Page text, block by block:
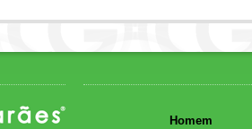
Homem